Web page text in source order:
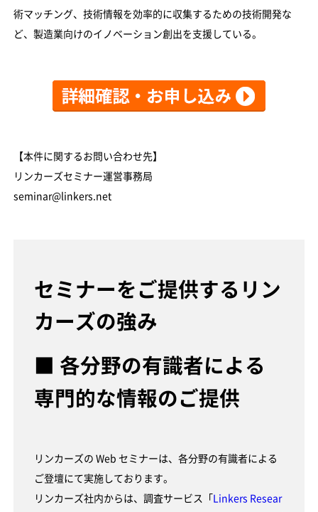
術マッチング、技術情報を効率的に収集するための技術開発な
ど、製造業向けのイノベーション創出を支援している。
【本件に関するお問い合わせ先】
リンカーズセミナー運営事務局
seminar@linkers.net
セミナーをご提供するリン
カーズの強み
■ 各分野の有識者による
専門的な情報のご提供
リンカーズの Web セミナーは、各分野の有識者による
ご登壇にて実施しております。
リンカーズ社内からは、調査サービス「 Linkers Resear